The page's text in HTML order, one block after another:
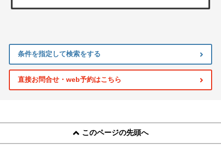
条件を指定して検索をする
直接お問合せ・web予約はこちら
このページの先頭へ